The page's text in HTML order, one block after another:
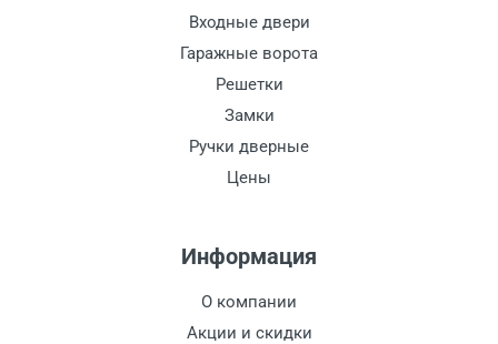
Входные двери
Гаражные ворота
Решетки
Замки
Ручки дверные
Цены
Информация
О компании
Акции и скидки